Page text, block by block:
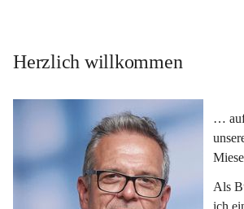
Herzlich willkommen
… auf
Als
ich